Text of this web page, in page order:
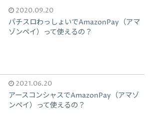
2020.09.20
パチスロわっしょいでAmazonPay（アマ
ゾンペイ）って使えるの？
2021.06.20
アースコンシャスでAmazonPay（アマゾ
ンペイ）って使えるの？